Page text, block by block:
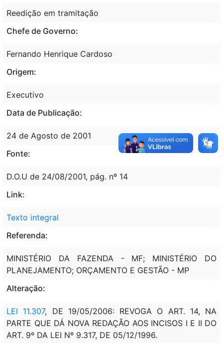
Reedição em tramitação
Chefe de Governo:
Fernando Henrique Cardoso
Origem:
Executivo
Data de Publicação:
24 de Agosto de 2001
Fonte:
D.O.U de 24/08/2001, pág. nº 14
Link:
Texto integral
Referenda:
MINISTÉRIO DA FAZENDA - MF; MINISTÉRIO DO
PLANEJAMENTO; ORÇAMENTO E GESTÃO - MP
Alteração:
LEI 11.307, DE 19/05/2006: REVOGA O ART. 14, NA
PARTE QUE DÁ NOVA REDAÇÃO AOS INCISOS I E II DO
ART. 9º DA LEI Nº 9.317, DE 05/12/1996.